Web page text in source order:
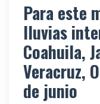
Para este
lluvias
Coahuila,
Veracruz,
de junio